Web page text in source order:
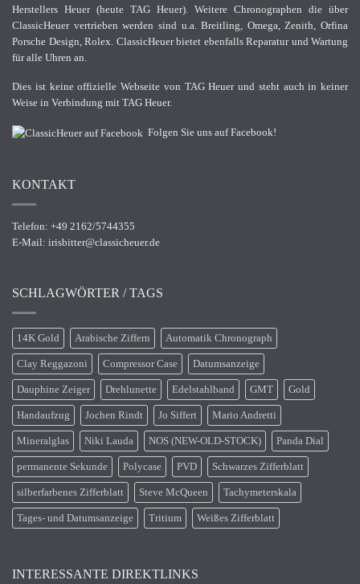
Herstellers Heuer (heute TAG Heuer). Weitere Chronographen die über
ClassicHeuer vertrieben werden sind u.a. Breitling, Omega, Zenith, Orfina
Porsche Design, Rolex. ClassicHeuer bietet ebenfalls Reparatur und Wartung
für alle Uhren an.
Dies ist keine offizielle Webseite von TAG Heuer und steht auch in keiner
Weise in Verbindung mit TAG Heuer.
Folgen Sie uns auf Facebook!
KONTAKT
Telefon: +49 2162/5744355
E-Mail: irisbitter@classicheuer.de
SCHLAGWÖRTER / TAGS
14K Gold Arabische Ziffern Automatik Chronograph
Clay Reggazoni Compressor Case Datumsanzeige
Dauphine Zeiger Drehlunette Edelstahlband GMT Gold
Handaufzug Jochen Rindt Jo Siffert Mario Andretti
Mineralglas Niki Lauda NOS (NEW-OLD-STOCK) Panda Dial
permanente Sekunde Polycase PVD Schwarzes Zifferblatt
silberfarbenes Zifferblatt Steve McQueen Tachymeterskala
Tages- und Datumsanzeige Tritium Weißes Zifferblatt
INTERESSANTE DIREKTLINKS